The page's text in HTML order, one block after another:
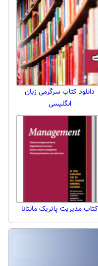
دانلود کتاب سرگرمی زبان
انگلیسی
کتاب مدیریت پاتریک مانتانا